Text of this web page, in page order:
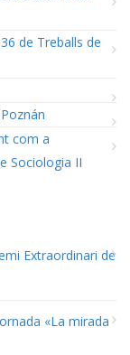
de Treballs de
com a
Sociologia II
Extraordinari de
«La mirada